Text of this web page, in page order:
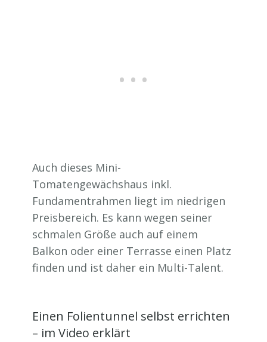
Auch dieses Mini-
Tomatengewächshaus inkl.
Fundamentrahmen liegt im niedrigen
Preisbereich. Es kann wegen seiner
schmalen Größe auch auf einem
Balkon oder einer Terrasse einen Platz
finden und ist daher ein Multi-Talent.
Einen Folientunnel selbst errichten
– im Video erklärt